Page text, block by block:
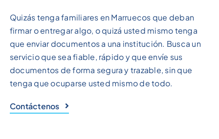
Quizás tenga familiares en Marruecos que deban
firmar o entregar algo, o quizá usted mismo tenga
que enviar documentos a una institución. Busca un
servicio que sea fiable, rápido y que envíe sus
documentos de forma segura y trazable, sin que
tenga que ocuparse usted mismo de todo.
Contáctenos